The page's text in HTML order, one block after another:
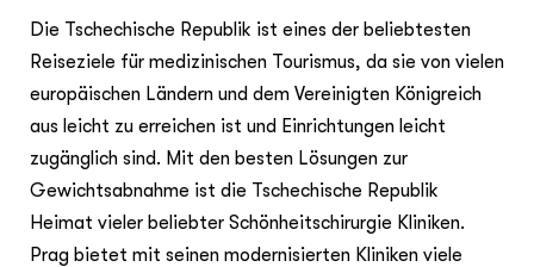
Die Tschechische Republik ist eines der beliebtesten
Reiseziele für medizinischen Tourismus, da sie von vielen
europäischen Ländern und dem Vereinigten Königreich
aus leicht zu erreichen ist und Einrichtungen leicht
zugänglich sind. Mit den besten Lösungen zur
Gewichtsabnahme ist die Tschechische Republik
Heimat vieler beliebter Schönheitschirurgie Kliniken.
Prag bietet mit seinen modernisierten Kliniken viele